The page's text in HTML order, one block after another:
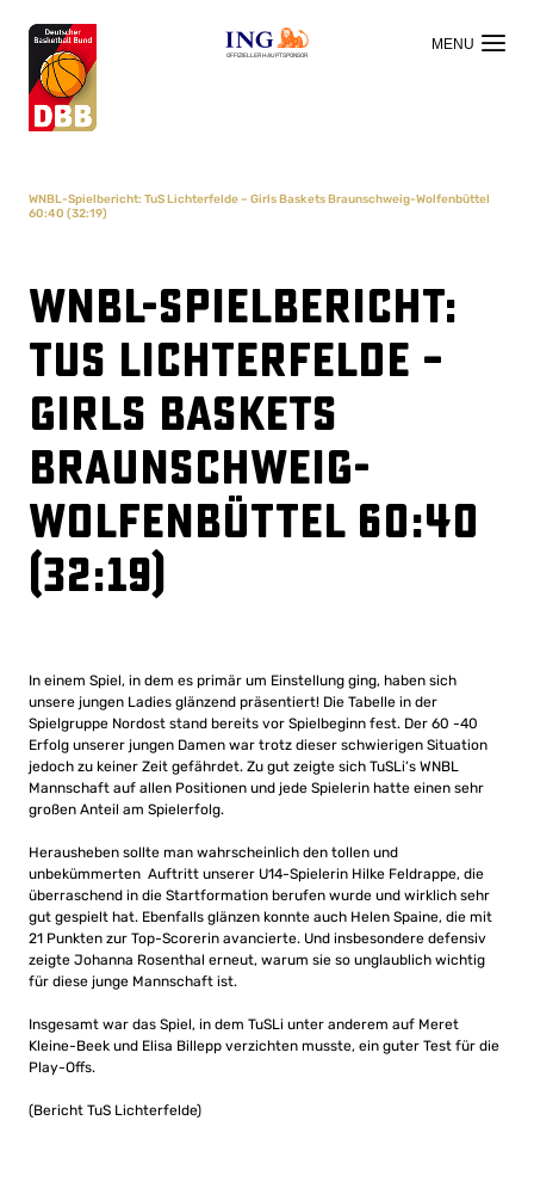
OFFIZIELLER HAUPTSPONSOR
WNBL-Spielbericht: TuS Lichterfelde – Girls Baskets Braunschweig-Wolfenbüttel
60:40 (32:19)
WNBL-Spielbericht:
TuS Lichterfelde –
Girls Baskets
Braunschweig-
Wolfenbüttel 60:40
(32:19)
In einem Spiel, in dem es primär um Einstellung ging, haben sich
unsere jungen Ladies glänzend präsentiert! Die Tabelle in der
Spielgruppe Nordost stand bereits vor Spielbeginn fest. Der 60 -40
Erfolg unserer jungen Damen war trotz dieser schwierigen Situation
jedoch zu keiner Zeit gefährdet. Zu gut zeigte sich TuSLi‘s WNBL
Mannschaft auf allen Positionen und jede Spielerin hatte einen sehr
großen Anteil am Spielerfolg.
Herausheben sollte man wahrscheinlich den tollen und
unbekümmerten Auftritt unserer U14-Spielerin Hilke Feldrappe, die
überraschend in die Startformation berufen wurde und wirklich sehr
gut gespielt hat. Ebenfalls glänzen konnte auch Helen Spaine, die mit
21 Punkten zur Top-Scorerin avancierte. Und insbesondere defensiv
zeigte Johanna Rosenthal erneut, warum sie so unglaublich wichtig
für diese junge Mannschaft ist.
Insgesamt war das Spiel, in dem TuSLi unter anderem auf Meret
Kleine-Beek und Elisa Billepp verzichten musste, ein guter Test für die
Play-Offs.
(Bericht TuS Lichterfelde)